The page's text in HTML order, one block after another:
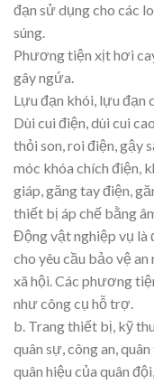
đạn sử dụng cho các
súng.
Phương tiện xịt hơi
gây ngứa.
Lựu đạn khói, lựu đạn
Dùi cui điện, dùi cui
thỏi son, roi điện, gậy
móc khóa chích điện,
giáp, găng tay điện,
thiết bị áp chế bằng
Động vật nghiệp vụ là
cho yêu cầu bảo vệ
xã hội. Các phương
như công cụ hỗ trợ.
b. Trang thiết bị, kỹ
quân sự, công an,
quân hiệu của quân